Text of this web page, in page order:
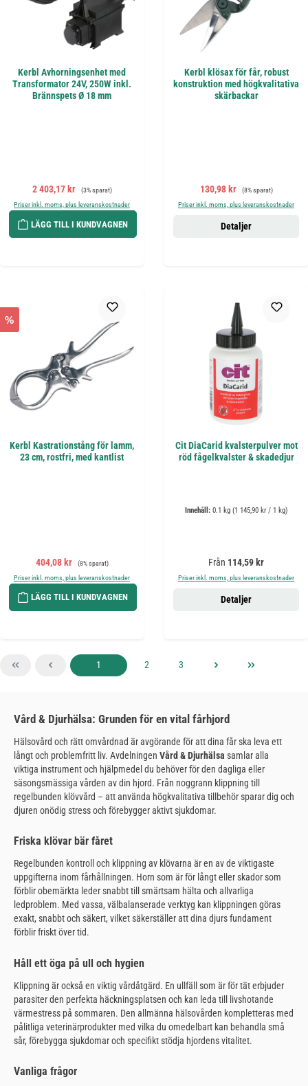
Kerbl Avhorningsenhet med
Transformator 24V, 250W inkl.
Brännspets Ø 18 mm
Försäljningspris:
2 403,17 kr Ordinarie pris:
(3% sparat)
Priser inkl. moms, plus leveranskostnader
LÄGG TILL I KUNDVAGNEN
Kerbl klösax för får, robust
konstruktion med högkvalitativa
skärbackar
Försäljningspris:
130,98 kr Ordinarie pris:
(8% sparat)
Priser inkl. moms, plus leveranskostnader
Detaljer
%
Kerbl Kastrationstång för lamm,
23 cm, rostfri, med kantlist
Försäljningspris:
404,08 kr Ordinarie pris:
(8% sparat)
Priser inkl. moms, plus leveranskostnader
LÄGG TILL I KUNDVAGNEN
Cit DiaCarid kvalsterpulver mot
röd fågelkvalster & skadedjur
Innehåll: 0.1 kg (1 145,90 kr / 1 kg)
Ordinarie pris:
Från 114,59 kr
Priser inkl. moms, plus leveranskostnader
Detaljer
Sida
1 Sida
2 Sida
3
Vård & Djurhälsa: Grunden för en vital fårhjord
Hälsovård och rätt omvårdnad är avgörande för att dina får ska leva ett
långt och problemfritt liv. Avdelningen Vård & Djurhälsa samlar alla
viktiga instrument och hjälpmedel du behöver för den dagliga eller
säsongsmässiga vården av din hjord. Från noggrann klippning till
regelbunden klövvård – att använda högkvalitativa tillbehör sparar dig och
djuren onödig stress och förebygger aktivt sjukdomar.
Friska klövar bär fåret
Regelbunden kontroll och klippning av klövarna är en av de viktigaste
uppgifterna inom fårhållningen. Horn som är för långt eller skador som
förblir obemärkta leder snabbt till smärtsam hälta och allvarliga
ledproblem. Med vassa, välbalanserade verktyg kan klippningen göras
exakt, snabbt och säkert, vilket säkerställer att dina djurs fundament
förblir friskt över tid.
Håll ett öga på ull och hygien
Klippning är också en viktig vårdåtgärd. En ullfäll som är för tät erbjuder
parasiter den perfekta häckningsplatsen och kan leda till livshotande
värmestress på sommaren. Den allmänna hälsovården kompletteras med
pålitliga veterinärprodukter med vilka du omedelbart kan behandla små
sår, förebygga sjukdomar och specifikt stödja hjordens vitalitet.
Vanliga frågor